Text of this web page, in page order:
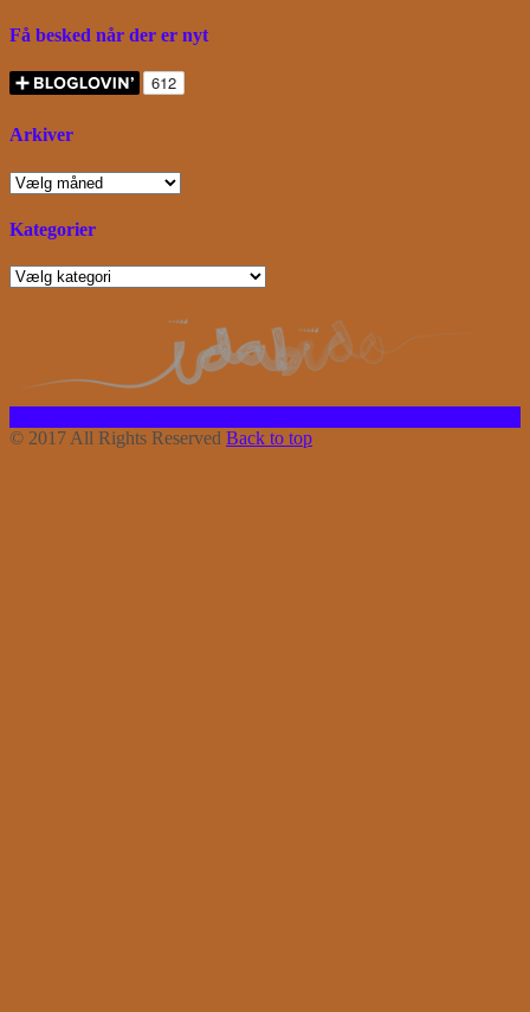
Få besked når der er nyt
Arkiver
Arkiver
Kategorier
Kategorier
© 2017 All Rights Reserved Back to top